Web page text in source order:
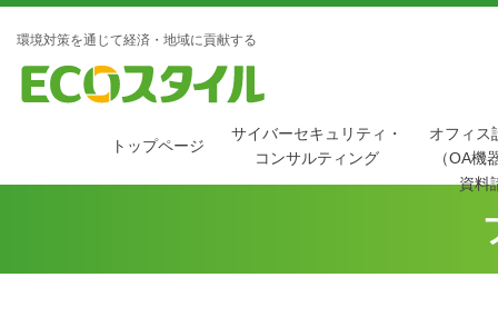
環境対策を通じて経済・地域に貢献する
トップページ
サイバーセキュリティ・
コンサルティング
オフィス
（OA機
資料